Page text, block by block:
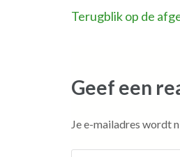
Bericht
Terugblik op de
Geef een
Je e-mailadres wordt